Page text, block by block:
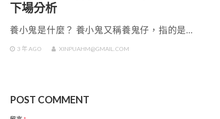
下場分析
養小鬼是什麼？ 養小鬼又稱養鬼仔，指的是…
3 年AGO XINPUAHM@GMAIL.COM
POST COMMENT